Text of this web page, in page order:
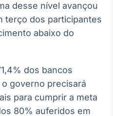
Broadcast
Widgets
funcionalidades
Broadcast
Wallboard
desse nível avançou
terço dos participantes
abaixo do
dos bancos
governo precisará
para cumprir a meta
80% auferidos em